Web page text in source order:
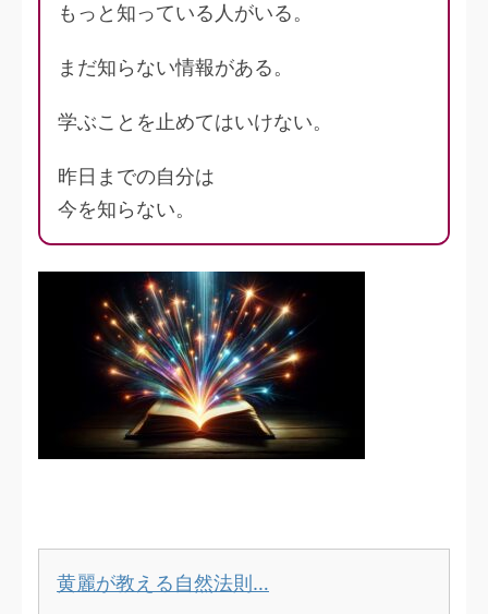
もっと知っている人がいる。
まだ知らない情報がある。
学ぶことを止めてはいけない。
昨日までの自分は
今を知らない。
黄麗が教える自然法則…